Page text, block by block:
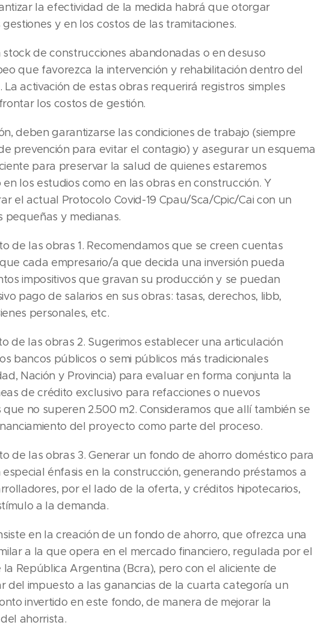
la efectividad de la medida habrá que otorgar
y en los costos de las tramitaciones.
de construcciones abandonadas o en desuso
que favorezca la intervención y rehabilitación dentro del
activación de estas obras requerirá registros simples
los costos de gestión.
deben garantizarse las condiciones de trabajo (siempre
prevención para evitar el contagio) y asegurar un esquema
para preservar la salud de quienes estaremos
los estudios como en las obras en construcción. Y
el actual Protocolo Covid-19 Cpau/Sca/Cpic/Cai con un
pequeñas y medianas.
de las obras 1. Recomendamos que se creen cuentas
cada empresario/a que decida una inversión pueda
impositivos que gravan su producción y se puedan
pago de salarios en sus obras: tasas, derechos, Iibb,
personales, etc.
de las obras 2. Sugerimos establecer una articulación
bancos públicos o semi públicos más tradicionales
Nación y Provincia) para evaluar en forma conjunta la
de crédito exclusivo para refacciones o nuevos
no superen 2.500 m2. Consideramos que allí también se
del proyecto como parte del proceso.
de las obras 3. Generar un fondo de ahorro doméstico para
énfasis en la construcción, generando préstamos a
por el lado de la oferta, y créditos hipotecarios,
a la demanda.
en la creación de un fondo de ahorro, que ofrezca una
a la que opera en el mercado financiero, regulada por el
la República Argentina (Bcra), pero con el aliciente de
del impuesto a las ganancias de la cuarta categoría un
invertido en este fondo, de manera de mejorar la
ahorrista.